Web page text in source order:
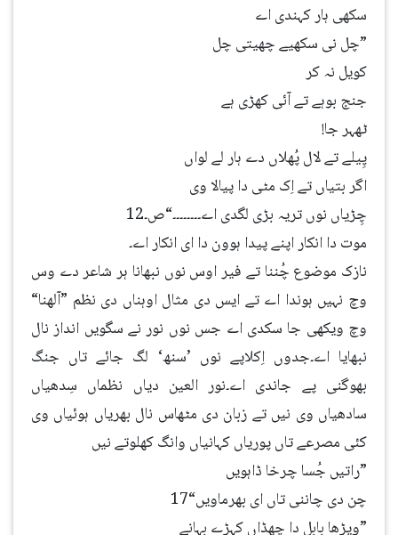
سکھی ہار کہندی اے
”چل نی سکھیے چھیتی چل
کویل نہ کر
جنج بوہے تے آئی کھڑی ہے
ٹھہر جا!
پِیلے تے لال پُھلاں دے ہار لے لواں
اگر بتیاں تے اِک مٹی دا پیالا وی
چِڑیاں نوں تریہ بڑی لگدی اے۔۔۔۔۔۔۔۔“ص۔12
موت دا انکار اپنے پیدا ہوون دا ای انکار اے۔
نازک موضوع چُننا تے فیر اوس نوں نبھانا ہر شاعر دے وس
وچ نہیں ہوندا اے تے ایس دی مثال اوہناں دی نظم ”آلھنا“
وچ ویکھی جا سکدی اے جس نوں نور نے سگویں انداز نال
نبھایا اے۔جدوں اِکلاپے نوں ’سنھ‘ لگ جائے تاں جنگ
بھوگنی پے جاندی اے۔نور العین دیاں نظماں سِدھیاں
سادھیاں وی نیں تے زبان دی مٹھاس نال بھریاں ہوئیاں وی
کئی مصرعے تاں پوریاں کہانیاں وانگ کھلوتے نیں
”راتیں جُسا چرخا ڈاہویں
چن دی چاننی تاں ای بھرماویں“17
”ویڑھا بابل دا چھڈاں کہڑے بہانے